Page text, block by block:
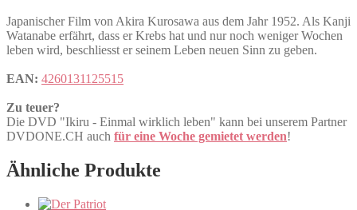
Japanischer Film von Akira Kurosawa aus dem Jahr 1952. Als Kanji
Watanabe erfährt, dass er Krebs hat und nur noch weniger Wochen
leben wird, beschliesst er seinem Leben neuen Sinn zu geben.
EAN: 4260131125515
Zu teuer?
Die DVD "Ikiru - Einmal wirklich leben" kann bei unserem Partner
DVDONE.CH auch für eine Woche gemietet werden!
Ähnliche Produkte